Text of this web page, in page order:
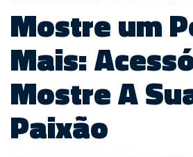
Mostre um
Mais:
Mostre A
Paixão